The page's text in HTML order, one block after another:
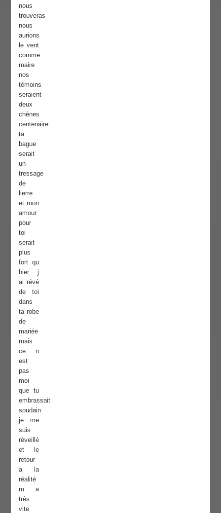
nous
trouveras
nous
aurions
le vent
comme
maire
nos
témoins
seraient
deux
chènes
centenaire
ta
bague
serait
un
tressage
de
lierre
et mon
amour
pour
toi
serait
plus
fort qu
hier . j
ai révé
de toi
dans
ta robe
de
mariée
mais
ce n
est
pas
moi
que tu
embrassait
soudain
je me
suis
réveillé
et le
retour
a la
réalité
m a
très
vite